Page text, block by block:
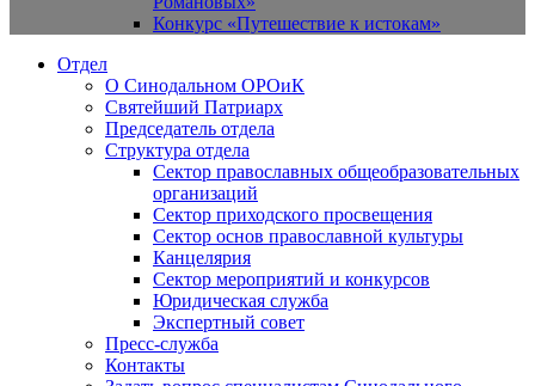
Конкурс «Путешествие к истокам»
Отдел
О Синодальном ОРОиК
Святейший Патриарх
Председатель отдела
Структура отдела
Сектор православных общеобразовательных
организаций
Сектор приходского просвещения
Сектор основ православной культуры
Канцелярия
Сектор мероприятий и конкурсов
Юридическая служба
Экспертный совет
Пресс-служба
Контакты